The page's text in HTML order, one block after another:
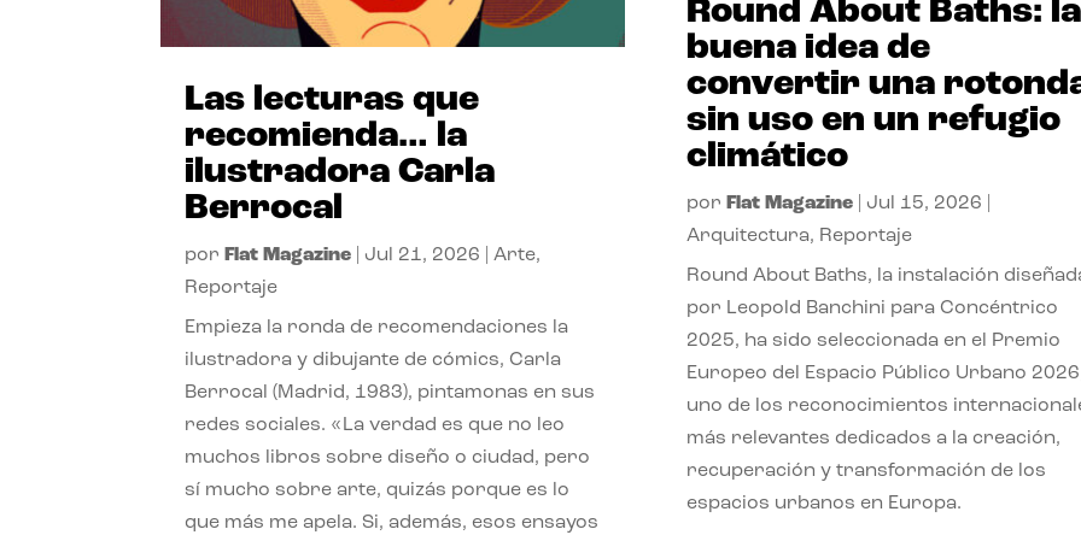
Las lecturas que
recomienda… la
ilustradora Carla
Berrocal
por Flat Magazine Jul 21, 2026 |Arte,
Reportaje
Empieza la ronda de recomendaciones la
ilustradora y dibujante de cómics, Carla
Berrocal (Madrid, 1983), pintamonas en sus
redes sociales. «La verdad es que no leo
muchos libros sobre diseño o ciudad, pero
sí mucho sobre arte, quizás porque es lo
que más me apela. Si, además, esos ensayos
Round About Baths: la
buena idea de
convertir una
sin uso en un refugio
climático
por Flat Magazine| Jul 15, 2026
Arquitectura, Reportaje
Round About Baths, la instalación
por Leopold Banchini para Concéntrico
2025, ha sido seleccionada en el Premio
Europeo del Espacio Público Urbano
uno de los reconocimientos
más relevantes dedicados a la creación,
recuperación y transformación de los
espacios urbanos en Europa.